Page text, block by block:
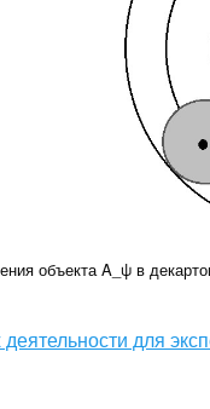
объекта A_ψ в
деятельности для